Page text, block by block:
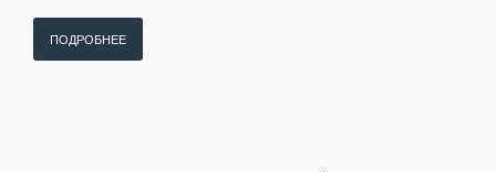
ПОДРОБНЕЕ